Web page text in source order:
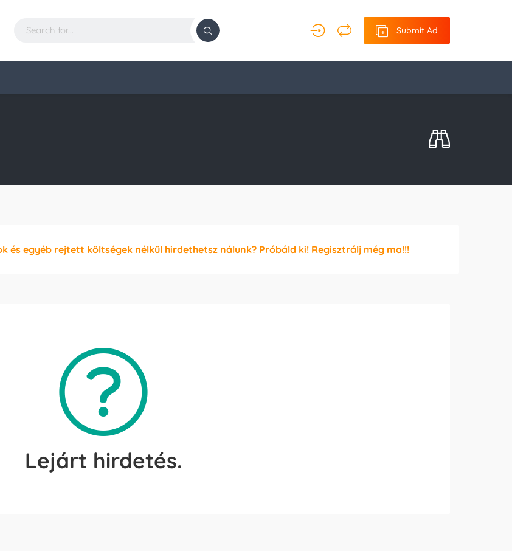
Submit Ad
és egyéb rejtett költségek nélkül hirdethetsz nálunk? Próbáld ki! Regisztrálj még ma!!!
Lejárt hirdetés.